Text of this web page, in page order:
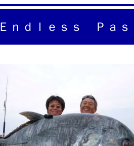
Ｅｎｄｌｅｓｓ Ｐａ